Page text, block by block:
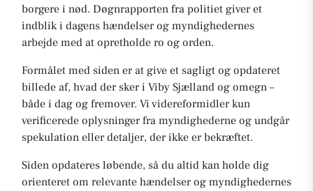
borgere i nød. Døgnrapporten fra politiet giver et
indblik i dagens hændelser og myndighedernes
arbejde med at opretholde ro og orden.
Formålet med siden er at give et sagligt og opdateret
billede af, hvad der sker i Viby Sjælland og omegn –
både i dag og fremover. Vi videreformidler kun
verificerede oplysninger fra myndighederne og undgår
spekulation eller detaljer, der ikke er bekræftet.
Siden opdateres løbende, så du altid kan holde dig
orienteret om relevante hændelser og myndighedernes